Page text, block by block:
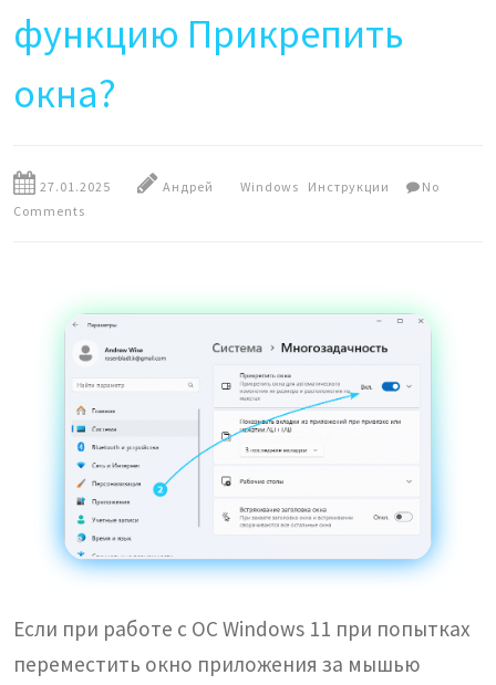
функцию Прикрепить
окна?
27.01.2025 Андрей Windows Инструкции
No
Comments
Если при работе с ОС Windows 11 при попытках
переместить окно приложения за мышью